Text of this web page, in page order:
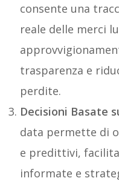
consente una
reale delle merci
trasparenza e
perdite.
Decisioni Basate
data permette di
e predittivi,
informate e